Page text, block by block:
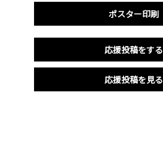
ポスター印刷
応援投稿をする
応援投稿を見る